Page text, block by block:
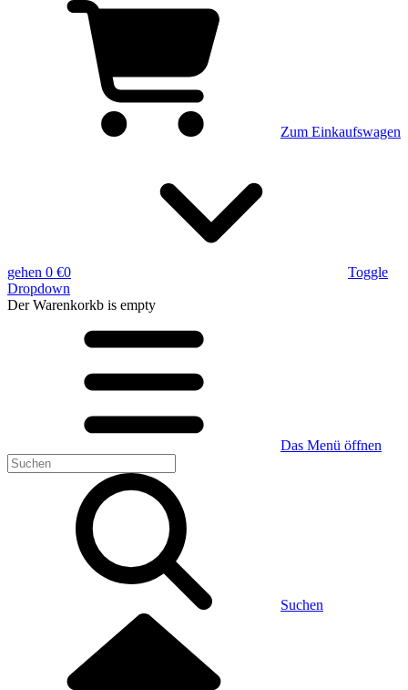
Zum Einkaufswagen
gehen 0 €0
Toggle
Dropdown
Der Warenkorkb is empty
Das Menü öffnen
Suchen